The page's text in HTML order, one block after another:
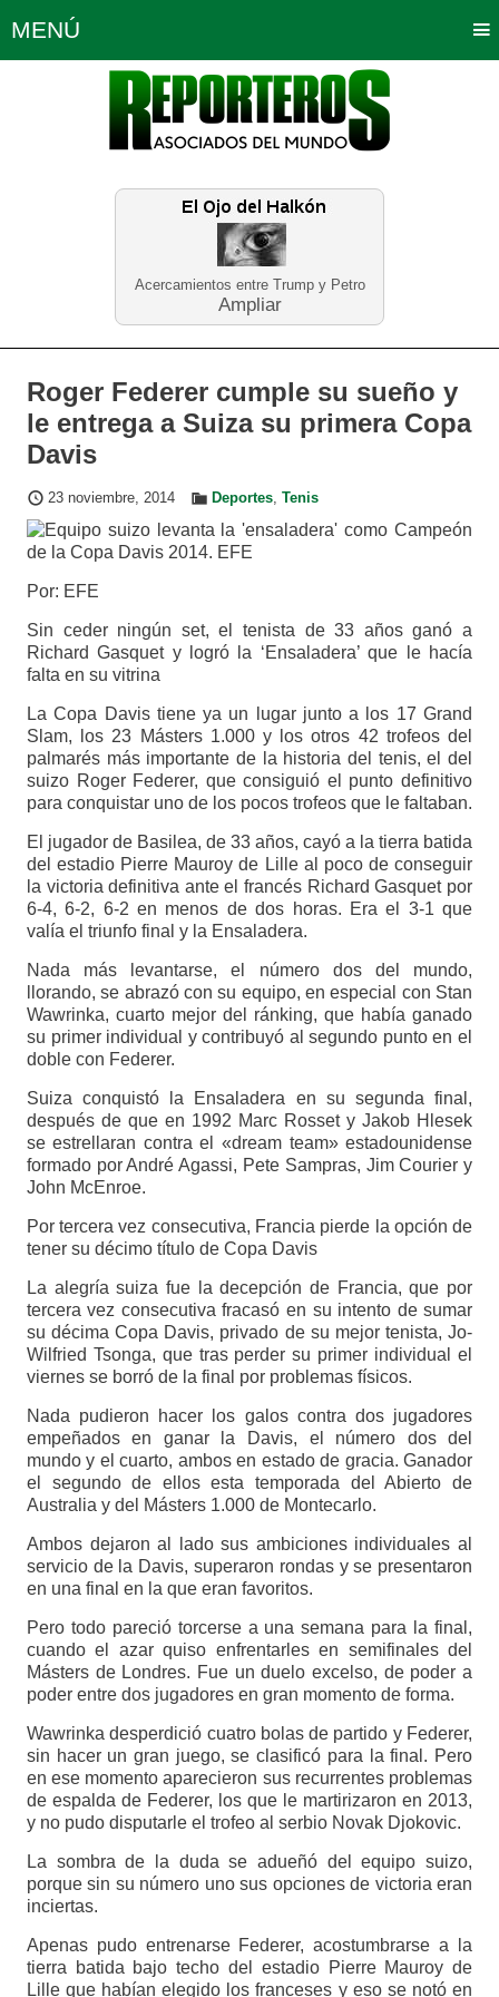
Acercamientos entre Trump y Petro
Ampliar
MENÚ
Política Opinión Bogotá
Planeta Tierra Deportes
Educación Neira
Roger Federer cumple su sueño y
le entrega a Suiza su primera Copa
Davis
23 noviembre, 2014 Deportes, Tenis
Por: EFE
Sin ceder ningún set, el tenista de 33 años ganó a
Richard Gasquet y logró la ‘Ensaladera’ que le hacía
falta en su vitrina
La Copa Davis tiene ya un lugar junto a los 17 Grand
Slam, los 23 Másters 1.000 y los otros 42 trofeos del
palmarés más importante de la historia del tenis, el del
suizo Roger Federer, que consiguió el punto definitivo
para conquistar uno de los pocos trofeos que le faltaban.
El jugador de Basilea, de 33 años, cayó a la tierra batida
del estadio Pierre Mauroy de Lille al poco de conseguir
la victoria definitiva ante el francés Richard Gasquet por
6-4, 6-2, 6-2 en menos de dos horas. Era el 3-1 que
valía el triunfo final y la Ensaladera.
Nada más levantarse, el número dos del mundo,
llorando, se abrazó con su equipo, en especial con Stan
Wawrinka, cuarto mejor del ránking, que había ganado
su primer individual y contribuyó al segundo punto en el
doble con Federer.
Suiza conquistó la Ensaladera en su segunda final,
después de que en 1992 Marc Rosset y Jakob Hlesek
se estrellaran contra el «dream team» estadounidense
formado por André Agassi, Pete Sampras, Jim Courier y
John McEnroe.
Por tercera vez consecutiva, Francia pierde la opción de
tener su décimo título de Copa Davis
La alegría suiza fue la decepción de Francia, que por
tercera vez consecutiva fracasó en su intento de sumar
su décima Copa Davis, privado de su mejor tenista, Jo-
Wilfried Tsonga, que tras perder su primer individual el
viernes se borró de la final por problemas físicos.
Nada pudieron hacer los galos contra dos jugadores
empeñados en ganar la Davis, el número dos del
mundo y el cuarto, ambos en estado de gracia. Ganador
el segundo de ellos esta temporada del Abierto de
Australia y del Másters 1.000 de Montecarlo.
Ambos dejaron al lado sus ambiciones individuales al
servicio de la Davis, superaron rondas y se presentaron
en una final en la que eran favoritos.
Pero todo pareció torcerse a una semana para la final,
cuando el azar quiso enfrentarles en semifinales del
Másters de Londres. Fue un duelo excelso, de poder a
poder entre dos jugadores en gran momento de forma.
Wawrinka desperdició cuatro bolas de partido y Federer,
sin hacer un gran juego, se clasificó para la final. Pero
en ese momento aparecieron sus recurrentes problemas
de espalda de Federer, los que le martirizaron en 2013,
y no pudo disputarle el trofeo al serbio Novak Djokovic.
La sombra de la duda se adueñó del equipo suizo,
porque sin su número uno sus opciones de victoria eran
inciertas.
Apenas pudo entrenarse Federer, acostumbrarse a la
tierra batida bajo techo del estadio Pierre Mauroy de
Lille que habían elegido los franceses y eso se notó en